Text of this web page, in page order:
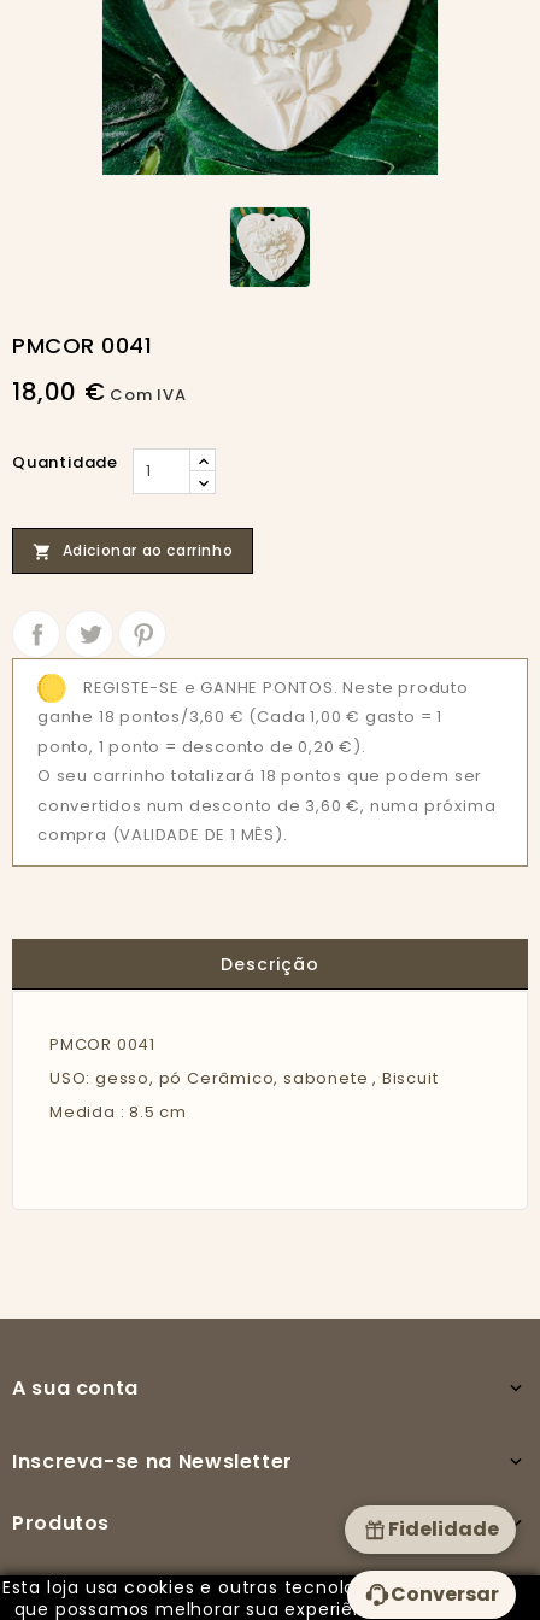
PMCOR 0041
18,00 € Com IVA
Quantidade
 Adicionar ao carrinho
REGISTE-SE e GANHE PONTOS. Neste produto
ganhe 18 pontos/3,60 € (Cada 1,00 € gasto = 1
ponto, 1 ponto = desconto de 0,20 €).
O seu carrinho totalizará 18 pontos que podem ser
convertidos num desconto de 3,60 €, numa próxima
compra (VALIDADE DE 1 MÊS).
Descrição
PMCOR 0041
USO: gesso, pó Cerâmico, sabonete , Biscuit
Medida : 8.5 cm
A sua conta 
Inscreva-se na Newsletter 
Produtos 
A nossa empresa 
Esta loja usa cookies e outras tecnologias para
que possamos melhorar sua experiência em
Conversar
Fidelidade